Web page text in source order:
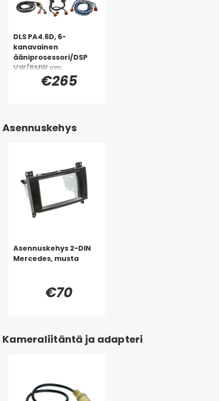
DLS PA4.6D, 6-
kanavainen
ääniprosessori/DSP
VW/BMW ym.
(Quadlock)€265
Asennuskehys
Asennuskehys 2-DIN
Mercedes, musta
€70
Kameraliitäntä ja adapteri